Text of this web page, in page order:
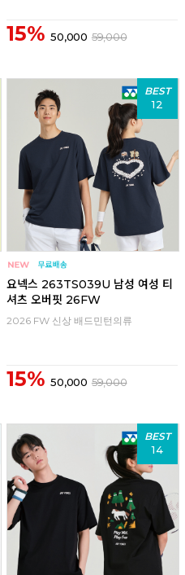
15% 50,000 59,000
BEST
12
요넥스 263TS039U 남성 여성 티
셔츠 오버핏 26FW
2026 FW 신상 배드민턴의류
15% 50,000 59,000
BEST
14